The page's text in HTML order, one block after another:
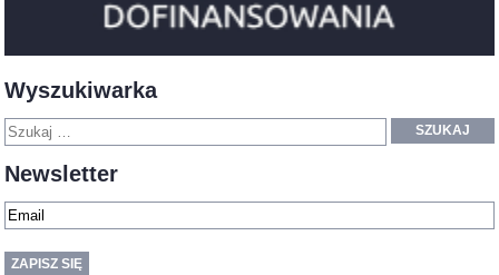
Wyszukiwarka
SZUKAJ
Newsletter